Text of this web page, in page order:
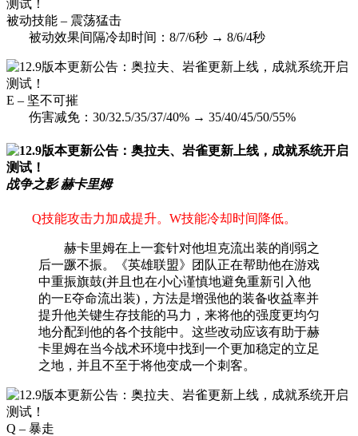
被动技能 – 震荡猛击
被动效果间隔冷却时间：8/7/6秒 → 8/6/4秒
E – 坚不可摧
伤害减免：30/32.5/35/37/40% → 35/40/45/50/55%
战争之影 赫卡里姆
Q技能攻击力加成提升。W技能冷却时间降低。
赫卡里姆在上一套针对他坦克流出装的削弱之
后一蹶不振。《英雄联盟》团队正在帮助他在游戏
中重振旗鼓(并且也在小心谨慎地避免重新引入他
的一E夺命流出装)，方法是增强他的装备收益率并
提升他关键生存技能的马力，来将他的强度更均匀
地分配到他的各个技能中。这些改动应该有助于赫
卡里姆在当今战术环境中找到一个更加稳定的立足
之地，并且不至于将他变成一个刺客。
Q – 暴走